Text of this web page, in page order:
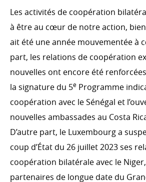
Système informatique
COHÉRENCE DES POLITIQUES
Cohérence des politiques pour le
Comité interministériel pour la
développement
S’ENGAGER DANS LA COOPÉRATION
LUXEMBOURGEOISE
Les activités de coopération
à être au cœur de notre action, bien
ait été une année mouvementée à
part, les relations de coopération
nouvelles ont encore été
la signature du 5e Programme
coopération avec le Sénégal et
nouvelles ambassades au Costa
D’autre part, le Luxembourg a
coup d’État du 26 juillet 2023 ses
coopération bilatérale avec le Niger,
partenaires de longue date du